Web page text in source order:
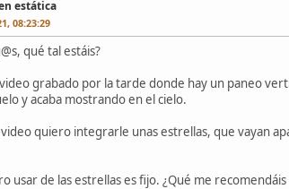
estática
08:23:29
qué tal estáis?
grabado por la tarde donde hay un paneo
y acaba mostrando en el cielo.
quiero integrarle unas estrellas, que vayan
usar de las estrellas es fijo. ¿Qué me